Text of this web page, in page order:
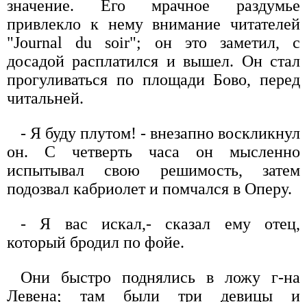
значение. Его мрачное раздумье
привлекло к нему внимание читателей
"Journal du soir"; он это заметил, с
досадой расплатился и вышел. Он стал
прогуливаться по площади Бово, перед
читальней.
- Я буду плутом! - внезапно воскликнул
он. С четверть часа он мысленно
испытывал свою решимость, затем
подозвал кабриолет и помчался в Оперу.
- Я вас искал,- сказал ему отец,
который бродил по фойе.
Они быстро поднялись в ложу г-на
Левена; там были три девицы и